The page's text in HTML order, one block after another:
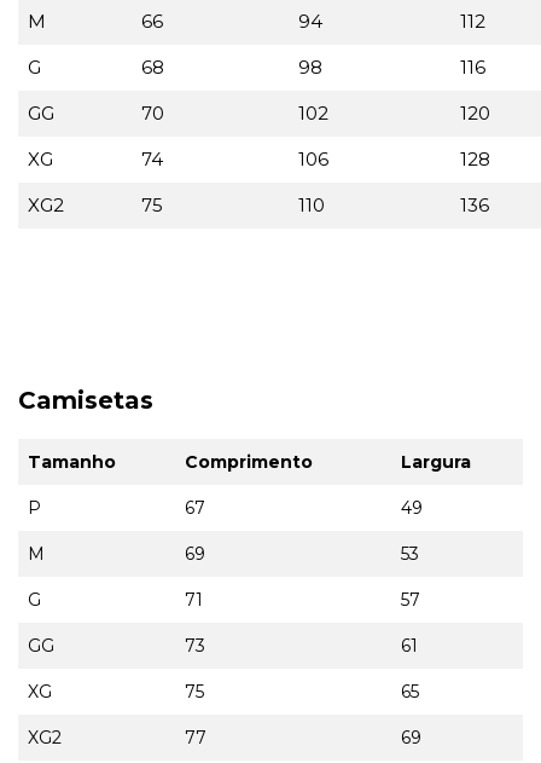
M
66 94
112
G
68 98
116
GG
70 102
120
XG
74 106
128
XG2
75 110 136
Camisetas
Tamanho Comprimento Largura
P 67 49
M 69 53
G 71 57
GG 73 61
XG 75 65
XG2 77 69